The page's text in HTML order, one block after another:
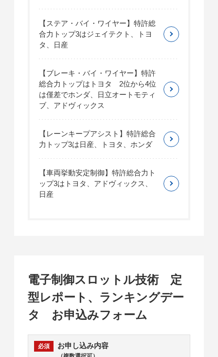
【ステア・バイ・ワイヤー】特許総
合力トップ3はジェイテクト、トヨ
タ、日産
【ブレーキ・バイ・ワイヤー】特許
総合力トップはトヨタ 2位から4位
は僅差でホンダ、日立オートモティ
ブ、アドヴィックス
【レーンキープアシスト】特許総合
力トップ3は日産、トヨタ、ホンダ
【車両挙動安定制御】特許総合力ト
ップ3はトヨタ、アドヴィックス、
日産
電子制御スロットル技術 定
型レポート、ランキングデー
タ お申込みフォーム
お申し込み内容